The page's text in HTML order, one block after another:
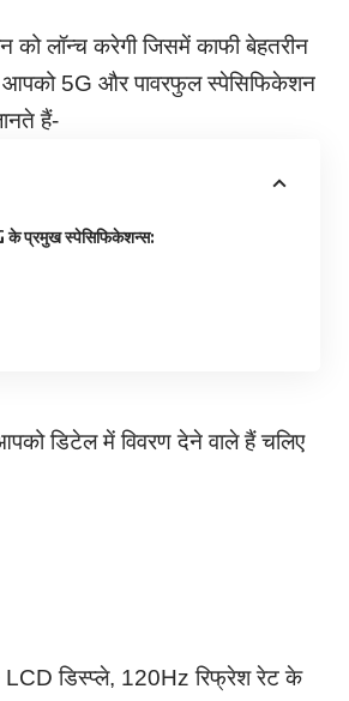
को लॉन्च करेगी जिसमें काफी बेहतरीन
आपको 5G और पावरफुल स्पेसिफिकेशन
हैं-
के प्रमुख स्पेसिफिकेशन्स:
डिटेल में विवरण देने वाले हैं चलिए
डिस्प्ले, 120Hz रिफ्रेश रेट के